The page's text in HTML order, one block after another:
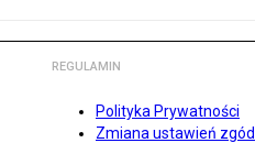
REGULAMIN
Polityka Prywatności
Zmiana ustawień zgód